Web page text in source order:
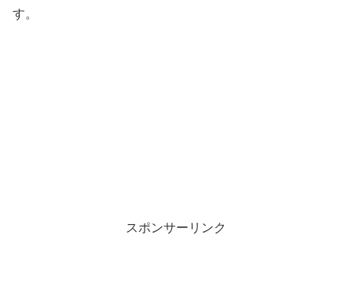
す。
スポンサーリンク